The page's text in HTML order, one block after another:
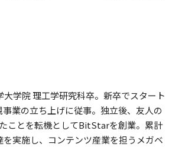
大学院 理工学研究科卒。新卒でスタート
業の立ち上げに従事。独立後、友人の
ことを転機としてBitStarを創業。累計
実施し、コンテンツ産業を担うメガベ